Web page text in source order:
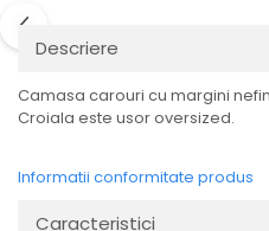
Descriere
Camasa carouri cu margini
Croiala este usor oversized.
Informatii conformitate produs
Caracteristici